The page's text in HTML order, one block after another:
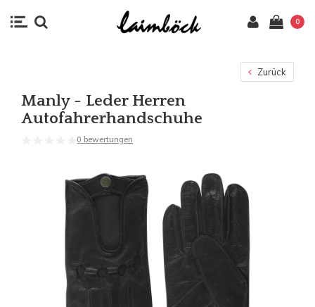
0
Zurück
Manly - Leder Herren
Autofahrerhandschuhe
0 bewertungen